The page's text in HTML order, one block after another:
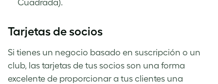
Cuadrada).
Tarjetas de socios
Si tienes un negocio basado en suscripción o un
club, las tarjetas de tus socios son una forma
excelente de proporcionar a tus clientes una